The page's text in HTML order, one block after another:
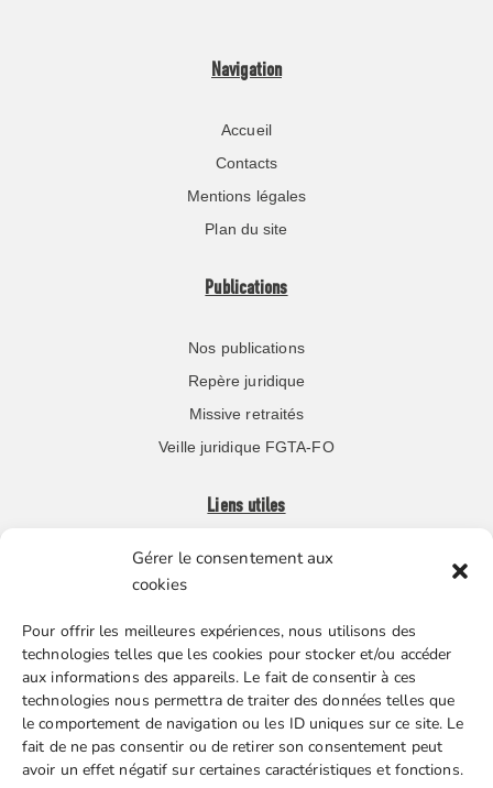
Gérer le consentement aux
cookies
Pour offrir les meilleures expériences, nous utilisons des
technologies telles que les cookies pour stocker et/ou accéder
aux informations des appareils. Le fait de consentir à ces
technologies nous permettra de traiter des données telles que
le comportement de navigation ou les ID uniques sur ce site. Le
fait de ne pas consentir ou de retirer son consentement peut
avoir un effet négatif sur certaines caractéristiques et fonctions.
Navigation
Accueil
Contacts
Mentions légales
Plan du site
Publications
Nos publications
Repère juridique
Missive retraités
Veille juridique FGTA-FO
Liens utiles
Boutique en ligne
Nos partenaires
Gestion des cookies
FGTA-FO / 15 avenue Victor Hugo – 92170 Vanves / 01 86